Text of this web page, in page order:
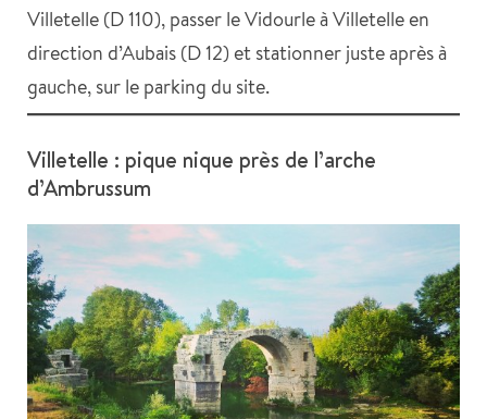
Villetelle (D 110), passer le Vidourle à Villetelle en
direction d’Aubais (D 12) et stationner juste après à
gauche, sur le parking du site.
Villetelle : pique nique près de l’arche
d’Ambrussum